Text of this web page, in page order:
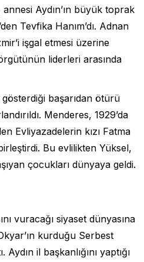
Aydın’ın büyük toprak
Tevfika Hanım’dı. Adnan
işgal etmesi üzerine
liderleri arasında
gösterdiği başarıdan ötürü
Menderes, 1929’da
Evliyazadelerin kızı Fatma
Bu evlilikten Yüksel,
çocukları dünyaya geldi.
vuracağı siyaset dünyasına
kurduğu Serbest
Aydın il başkanlığını yaptığı